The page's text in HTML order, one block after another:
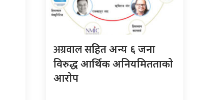
अग्रवालसहित अन्य ६ जना
विरुद्ध आर्थिक अनियमितताको
आरोप